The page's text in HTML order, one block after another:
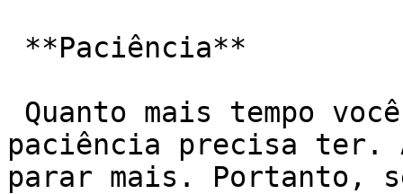
paciência precisa ter.
parar mais. Portanto,